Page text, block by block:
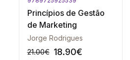
Princípios de Gestão
de Marketing
Jorge Rodrigues
21.00€ 18.90€